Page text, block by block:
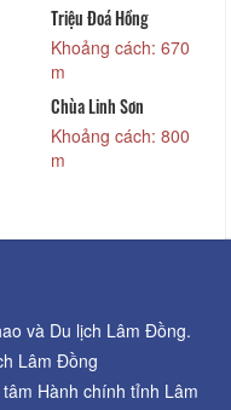
Triệu Đoá Hồng
Khoảng cách: 670
m
Chùa Linh Sơn
Khoảng cách: 800
m
và Du lịch Lâm Đồng.
Lâm Đồng
Hành chính tỉnh Lâm